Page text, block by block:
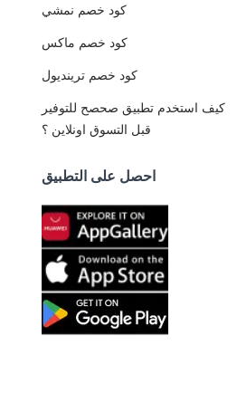
كود خصم نمشي
كود خصم ماكس
كود خصم ترينديول
كيف استخدم تطبيق صحصح للتوفير
قبل التسوق اونلاين ؟
احصل على التطبيق